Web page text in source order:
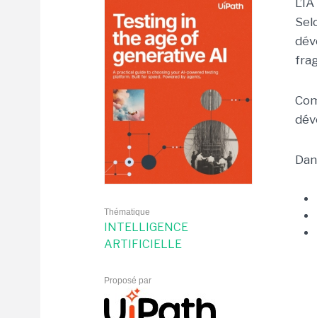
Thématique
INTELLIGENCE
ARTIFICIELLE
Proposé par